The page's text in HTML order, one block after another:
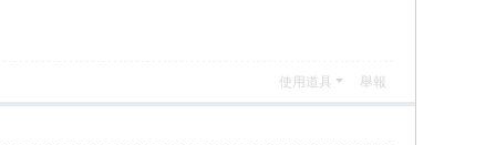
使用道具 舉報